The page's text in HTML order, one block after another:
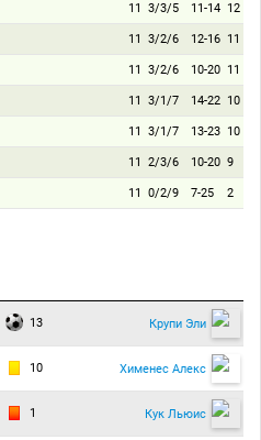
11 3/3/5 11-14 12
11 3/2/6 12-16 11
11 3/2/6 10-20 11
11 3/1/7 14-22 10
11 3/1/7 13-23 10
11 2/3/6 10-20 9
11 0/2/9 7-25 2
13 Крупи Эли
10 Хименес Алекс
1 Кук Льюис